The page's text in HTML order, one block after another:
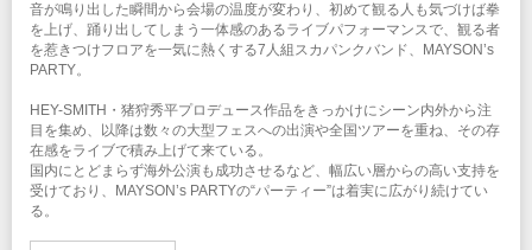
音が鳴り出した瞬間から会場の温度が変わり、初めて観る人も気づけば拳
を上げ、踊り出してしまう一体感のあるライブパフォーマンスで、観る者
を惹きつけフロアを一気に熱くする7人組スカパンクバンド、MAYSON’s
PARTY。
HEY-SMITH・猪狩秀平プロデュース作品をきっかけにシーン内外から注
目を集め、以降は数々の大型フェスへの出演や全国ツアーを重ね、その存
在感をライブで積み上げて来ている。
国内にとどまらず海外公演も成功させるなど、幅広い層からの高い支持を
受けており、MAYSON’s PARTYの“パーティー”は着実に広がり続けてい
る。